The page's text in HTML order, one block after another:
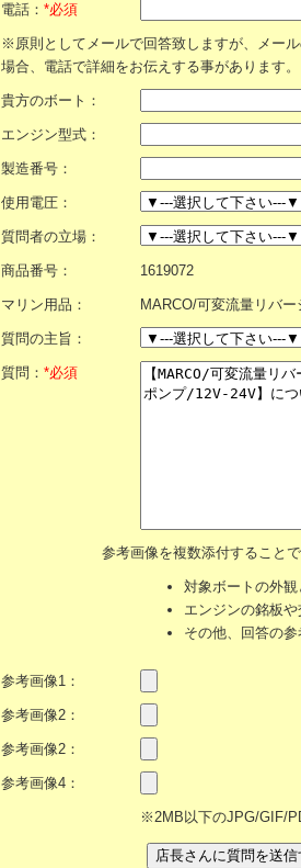
電話： *必須
※原則としてメールで回答致しますが、メー
場合、電話で詳細をお伝えする事があります。
貴方のボート：
エンジン型式：
製造番号：
使用電圧：
質問者の立場：
商品番号： 1619072
マリン用品： MARCO/可変流量リバ
質問の主旨：
質問： *必須
参考画像を複数添付すること
対象ボートの外
エンジンの銘板
その他、回答の
参考画像1：
参考画像2：
参考画像2：
参考画像4：
※2MB以下のJPG/GIF/